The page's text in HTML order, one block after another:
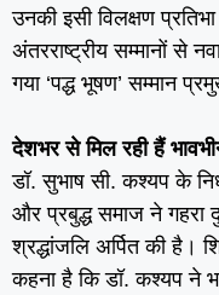
उनकी इसी विलक्षण
अंतरराष्ट्रीय सम्मानों से
गया ‘पद्ध भूषण’ सम्मान
देशभर से मिल रही हैं
डॉ. सुभाष सी. कश्यप के
और प्रबुद्ध समाज ने गहरा
श्रद्धांजलि अर्पित की है।
कहना है कि डॉ. कश्यप ने